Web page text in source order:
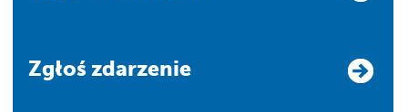
Zgłoś zdarzenie